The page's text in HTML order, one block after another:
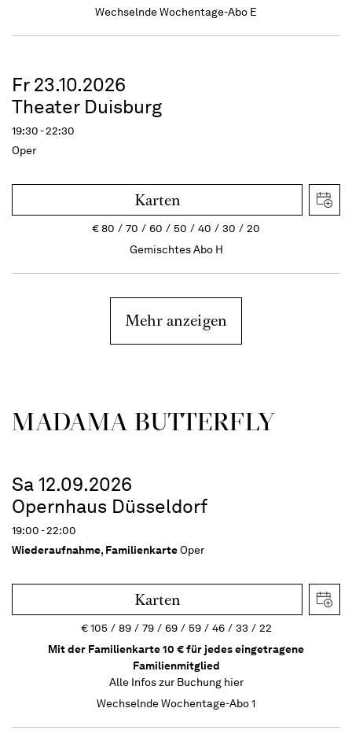
Wechselnde Wochentage-Abo E
Fr 23.10.2026
Theater Duisburg
19:30 - 22:30
Oper
Karten
€80 70 60 50 40 30
20
Gemischtes Abo H
Mehr anzeigen
MADAMA BUTTER­FLY
Sa 12.09.2026
Opernhaus Düsseldorf
19:00 - 22:00
Wiederaufnahme, FamilienkarteOper
Karten
€105 89 79 69 59 46 33
22
Mit der Familienkarte 10 € für jedes eingetragene
Familienmitglied
Alle Infos zur Buchung hier
Wechselnde Wochentage-Abo 1